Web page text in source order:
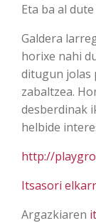
Eta ba al
Galdera
horixe nahi
ditugun jolas
zabaltzea.
desberdinak
helbide
http://
Itsasori
Argazkiaren